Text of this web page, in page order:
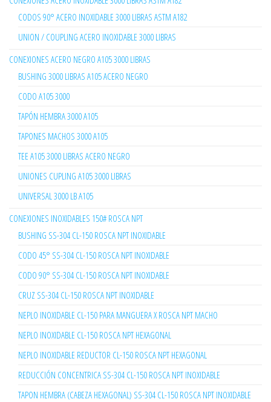
CODOS 90° ACERO INOXIDABLE 3000 LIBRAS ASTM A182
UNION / COUPLING ACERO INOXIDABLE 3000 LIBRAS
CONEXIONES ACERO NEGRO A105 3000 LIBRAS
BUSHING 3000 LIBRAS A105 ACERO NEGRO
CODO A105 3000
TAPÓN HEMBRA 3000 A105
TAPONES MACHOS 3000 A105
TEE A105 3000 LIBRAS ACERO NEGRO
UNIONES CUPLING A105 3000 LIBRAS
UNIVERSAL 3000 LB A105
CONEXIONES INOXIDABLES 150# ROSCA NPT
BUSHING SS-304 CL-150 ROSCA NPT INOXIDABLE
CODO 45° SS-304 CL-150 ROSCA NPT INOXIDABLE
CODO 90° SS-304 CL-150 ROSCA NPT INOXIDABLE
CRUZ SS-304 CL-150 ROSCA NPT INOXIDABLE
NEPLO INOXIDABLE CL-150 PARA MANGUERA X ROSCA NPT MACHO
NEPLO INOXIDABLE CL-150 ROSCA NPT HEXAGONAL
NEPLO INOXIDABLE REDUCTOR CL-150 ROSCA NPT HEXAGONAL
REDUCCIÓN CONCENTRICA SS-304 CL-150 ROSCA NPT INOXIDABLE
TAPON HEMBRA (CABEZA HEXAGONAL) SS-304 CL-150 ROSCA NPT INOXIDABLE